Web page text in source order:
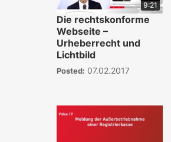
9:21
Die rechtskonforme
Webseite –
Urheberrecht und
Lichtbild
Posted: 07.02.2017